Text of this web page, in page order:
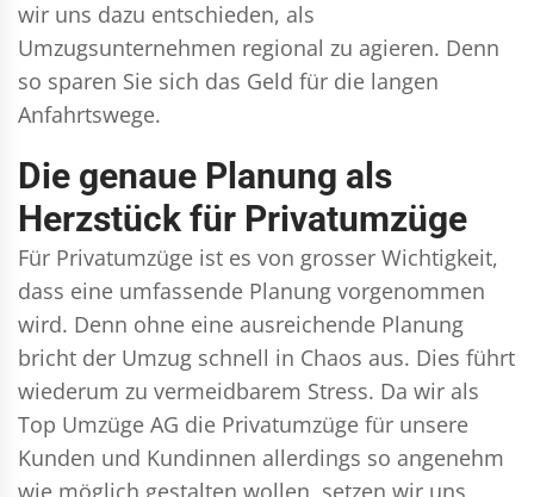
wir uns dazu entschieden, als
Umzugsunternehmen regional zu agieren. Denn
so sparen Sie sich das Geld für die langen
Anfahrtswege.
Die genaue Planung als
Herzstück für Privatumzüge
Für Privatumzüge ist es von grosser Wichtigkeit,
dass eine umfassende Planung vorgenommen
wird. Denn ohne eine ausreichende Planung
bricht der Umzug schnell in Chaos aus. Dies führt
wiederum zu vermeidbarem Stress. Da wir als
Top Umzüge AG die Privatumzüge für unsere
Kunden und Kundinnen allerdings so angenehm
wie möglich gestalten wollen, setzen wir uns